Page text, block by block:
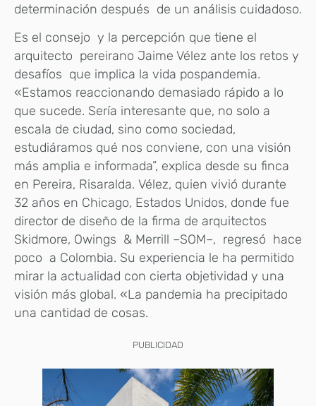
determinación después de un análisis cuidadoso.
Es el consejo y la percepción que tiene el
arquitecto pereirano Jaime Vélez ante los retos y
desafíos que implica la vida pospandemia.
«Estamos reaccionando demasiado rápido a lo
que sucede. Sería interesante que, no solo a
escala de ciudad, sino como sociedad,
estudiáramos qué nos conviene, con una visión
más amplia e informada”, explica desde su finca
en Pereira, Risaralda. Vélez, quien vivió durante
32 años en Chicago, Estados Unidos, donde fue
director de diseño de la firma de arquitectos
Skidmore, Owings & Merrill –SOM–, regresó hace
poco a Colombia. Su experiencia le ha permitido
mirar la actualidad con cierta objetividad y una
visión más global. «La pandemia ha precipitado
una cantidad de cosas.
PUBLICIDAD